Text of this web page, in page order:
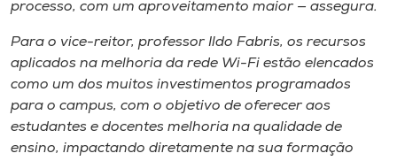
processo, com um aproveitamento maior — assegura.
Para o vice-reitor, professor Ildo Fabris, os recursos
aplicados na melhoria da rede Wi-Fi estão elencados
como um dos muitos investimentos programados
para o campus, com o objetivo de oferecer aos
estudantes e docentes melhoria na qualidade de
ensino, impactando diretamente na sua formação